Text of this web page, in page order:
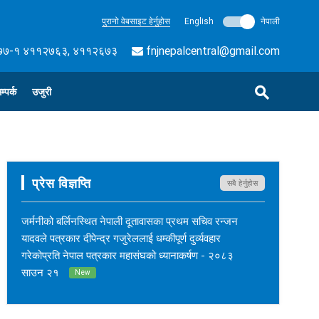
पुरानो वेबसाइट हेर्नुहोस English नेपाली
१ ४११२७६३, ४११२६७३ fnjnepalcentral@gmail.com
उजुरी
प्रेस विज्ञप्ति सबै हेर्नुहोस
जर्मनीको बर्लिनस्थित नेपाली दूतावासका प्रथम सचिव रन्जन
यादवले पत्रकार दीपेन्द्र गजुरेललाई धम्कीपूर्ण दुर्व्यवहार
गरेकोप्रति नेपाल पत्रकार महासंघको ध्यानाकर्षण - २०८३
साउन २१
New
नेपाल कर्म अनलाइनका सम्पादक सुशीलकुमार खड्काको